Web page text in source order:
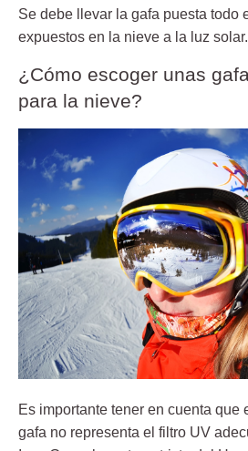
Se debe llevar la gafa puesta todo
expuestos en la nieve a la luz solar.
¿Cómo escoger unas
para la nieve?
Es importante tener en cuenta que
gafa no representa el filtro UV